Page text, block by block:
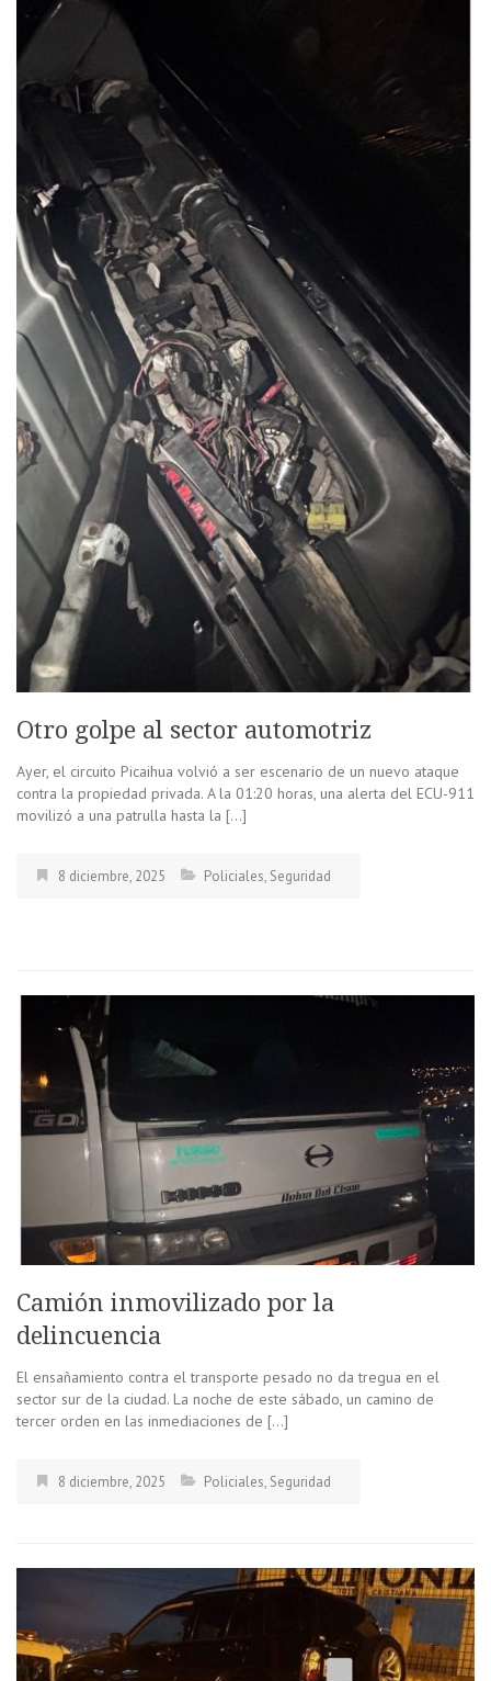
Otro golpe al sector automotriz
Ayer, el circuito Picaihua volvió a ser escenario de un nuevo ataque
contra la propiedad privada. A la 01:20 horas, una alerta del ECU-911
movilizó a una patrulla hasta la […]
8 diciembre, 2025 Policiales, Seguridad
Camión inmovilizado por la
delincuencia
El ensañamiento contra el transporte pesado no da tregua en el
sector sur de la ciudad. La noche de este sábado, un camino de
tercer orden en las inmediaciones de […]
8 diciembre, 2025 Policiales, Seguridad